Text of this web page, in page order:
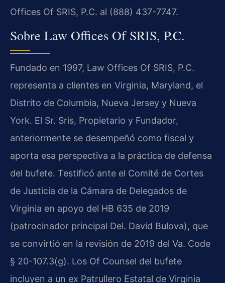
Offices Of SRIS, P.C. al (888) 437-7747.
Sobre Law Offices Of SRIS, P.C.
Fundado en 1997, Law Offices Of SRIS, P.C.
representa a clientes en Virginia, Maryland, el
Distrito de Columbia, Nueva Jersey y Nueva
York. El Sr. Sris, Propietario y Fundador,
anteriormente se desempeñó como fiscal y
aporta esa perspectiva a la práctica de defensa
del bufete. Testificó ante el Comité de Cortes
de Justicia de la Cámara de Delegados de
Virginia en apoyo del HB 635 de 2019
(patrocinador principal Del. David Bulova), que
se convirtió en la revisión de 2019 del Va. Code
§ 20-107.3(g). Los Of Counsel del bufete
incluyen a un ex Patrullero Estatal de Virginia